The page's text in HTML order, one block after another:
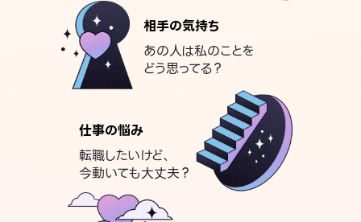
相手の気持ち
あの人は私のことを
どう思ってる？
仕事の悩み
転職したいけど、
今動いても大丈夫？